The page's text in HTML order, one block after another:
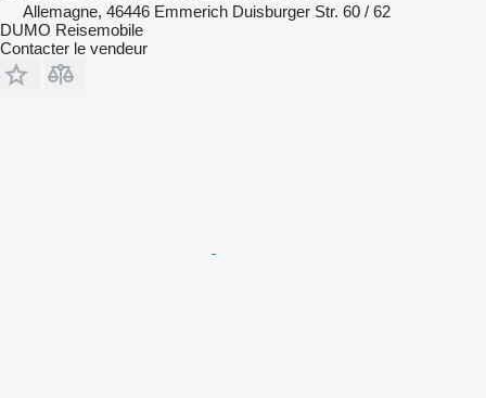
Allemagne, 46446 Emmerich Duisburger Str. 60 / 62
DUMO Reisemobile
Contacter le vendeur